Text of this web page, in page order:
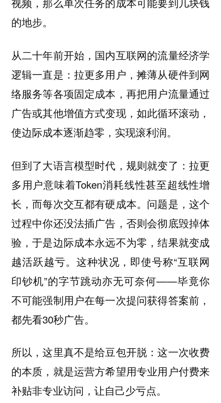
的地步。
从二十年前开始，国内互联网的流量经济学
逻辑一直是：拉更多用户，摊薄从硬件到网
络服务等各项固定成本，再把用户流量通过
广告或其他增值方式变现，如此循环滚动，
使边际成本逐渐趋零，实现滚利润。
但到了大语言模型时代，规则就变了：拉更
多用户意味着Token消耗线性甚至超线性增
长，而每次交互都有硬成本。问题是，这个
过程中你还没法插广告，否则会彻底毁掉体
验，于是边际成本永远不为零，结果就变成
越活跃越亏。这种状况，即使号称“互联网
印钞机”的字节跳动亦无可奈何——毕竟你
不可能强制用户在每一次提问获得答案前，
都先看30秒广告。
所以，这里真不是给豆包开脱：这一次收费
的本质，就是运营方希望用专业用户付费来
补贴非专业访问，让自己少亏点。